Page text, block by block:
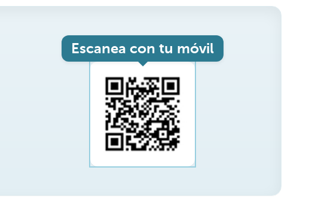
Escanea con tu móvil